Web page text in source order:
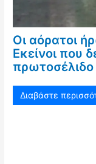
Οι αόρατοι
Εκείνοι που
πρωτοσέλιδο
Διαβάστε